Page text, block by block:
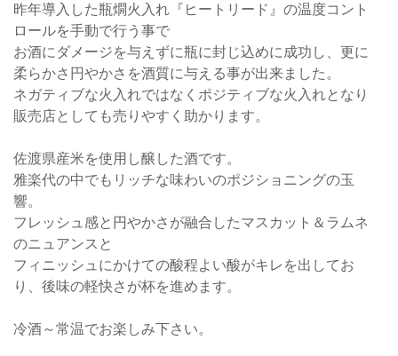
昨年導入した瓶燗火入れ『ヒートリード』の温度コント
ロールを手動で行う事で
お酒にダメージを与えずに瓶に封じ込めに成功し、更に
柔らかさ円やかさを酒質に与える事が出来ました。
ネガティブな火入れではなくポジティブな火入れとなり
販売店としても売りやすく助かります。
佐渡県産米を使用し醸した酒です。
雅楽代の中でもリッチな味わいのポジショニングの玉
響。
フレッシュ感と円やかさが融合したマスカット＆ラムネ
のニュアンスと
フィニッシュにかけての酸程よい酸がキレを出してお
り、後味の軽快さが杯を進めます。
冷酒～常温でお楽しみ下さい。